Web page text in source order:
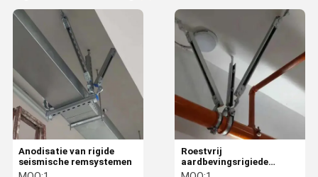
Anodisatie van rigide
seismische remsystemen
Roestvrij
aardbevingsrigiede
longitudinale seismische